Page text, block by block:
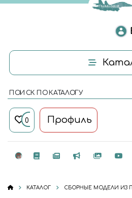
ПОИСК ПО КАТАЛОГУ
0 Профиль
КАТАЛОГ СБОРНЫЕ МОДЕЛИ ИЗ